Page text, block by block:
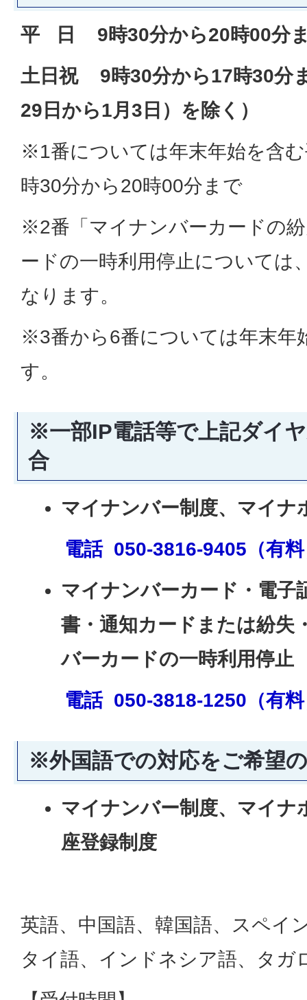
平 日 9時30分から20時00分
土日祝 9時30分から17時30分
29日から1月3日）を除く）
※1番については年末年始を含
時30分から20時00分まで
※2番「マイナンバーカードの
ードの一時利用停止については
なります。
※3番から6番については年末年
す。
※一部IP電話等で上記ダイ
合
マイナンバー制度、マイナ
電話 050-3816-9405（有
マイナンバーカード・電子
書・通知カードまたは紛失
バーカードの一時利用停止
電話 050-3818-1250（有
※外国語での対応をご希望
マイナンバー制度、マイナ
座登録制度
英語、中国語、韓国語、スペイ
タイ語、インドネシア語、タガ